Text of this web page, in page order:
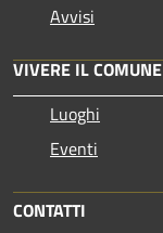
Avvisi
VIVERE IL COMUNE
Luoghi
Eventi
CONTATTI